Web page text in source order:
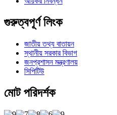
গুরুত্বপূর্ণ লিংক
জাতীয় তথ্য বাতায়ন
স্থানীয় সরকার বিভাগ
জনপ্রশাসন মন্ত্রণালয়
সিপিটিউ
মোট পরিদর্শক